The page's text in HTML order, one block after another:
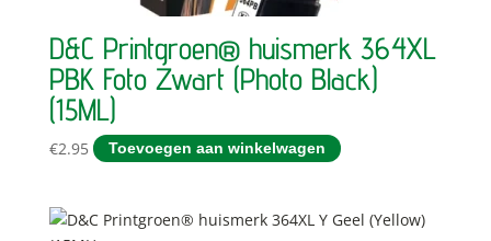
D&C Printgroen® huismerk 364XL
PBK Foto Zwart (Photo Black)
(15ML)
€2.95 Toevoegen aan winkelwagen